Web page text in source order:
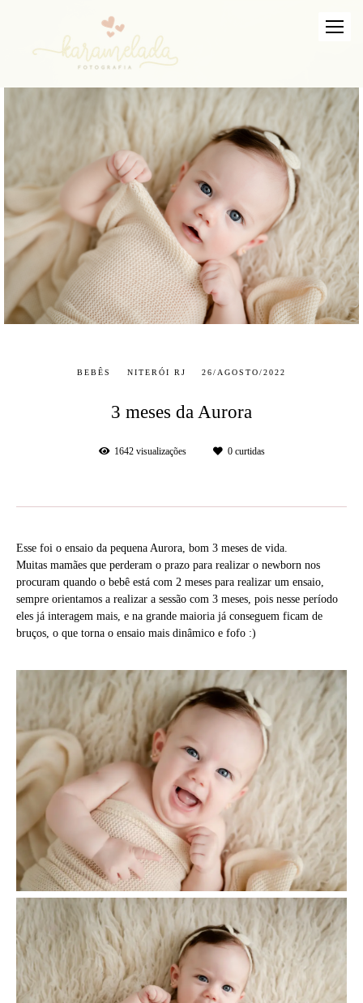
BEBÊS NITERÓI RJ 26/AGOSTO/2022
3 meses da Aurora
1642visualizações 0curtidas
Esse foi o ensaio da pequena Aurora, bom 3 meses de vida.
Muitas mamães que perderam o prazo para realizar o newborn nos
procuram quando o bebê está com 2 meses para realizar um ensaio,
sempre orientamos a realizar a sessão com 3 meses, pois nesse período
eles já interagem mais, e na grande maioria já conseguem ficam de
bruços, o que torna o ensaio mais dinâmico e fofo :)